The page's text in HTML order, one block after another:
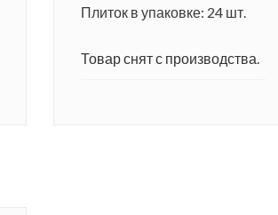
Плиток в упаковке: 24 шт.
Товар снят с производства.